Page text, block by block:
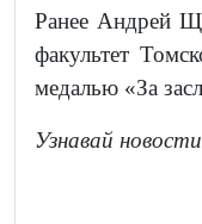
Ранее Андрей
факультет
медалью «За
Узнавай